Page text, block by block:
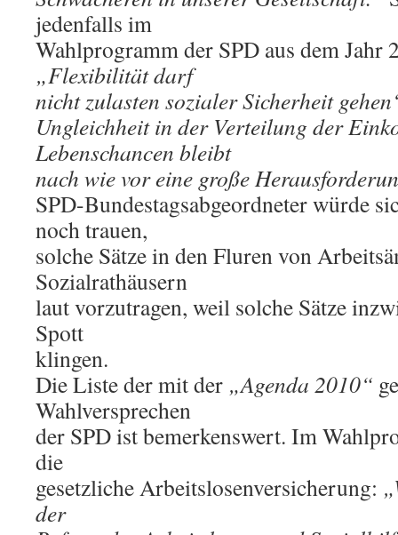
jedenfalls im
Wahlprogramm der SPD aus dem Jahr
„Flexibilität darf
nicht zulasten sozialer Sicherheit
Ungleichheit in der Verteilung der
Lebenschancen bleibt
nach wie vor eine große
SPD-Bundestagsabgeordneter würde
noch trauen,
solche Sätze in den Fluren von
Sozialrathäusern
laut vorzutragen, weil solche Sätze
Spott
klingen.
Die Liste der mit der „Agenda 2010“
Wahlversprechen
der SPD ist bemerkenswert. Im
die
gesetzliche Arbeitslosenversicherung:
der